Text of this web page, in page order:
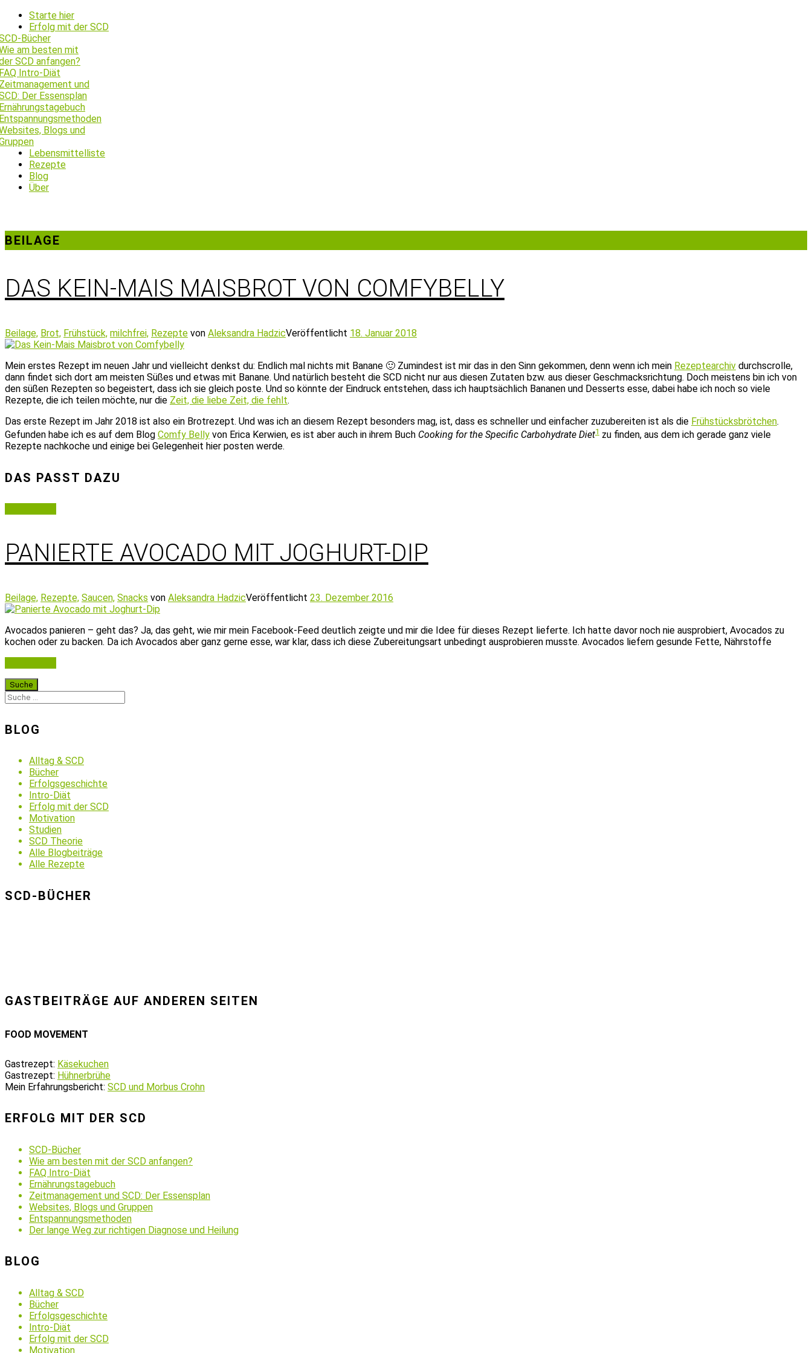
Starte hier
Erfolg mit der SCD
Bücher
am besten mit
SCD anfangen?
Intro-Diät
und
Der Essensplan
Blogs und
Lebensmittelliste
Rezepte
Blog
Über
BEILAGE
DAS KEIN-MAIS MAISBROT VON COMFYBELLY
Beilage, Brot, Frühstück, milchfrei, Rezepte von Aleksandra HadzicVeröffentlicht 18. Januar 2018
Mein erstes Rezept im neuen Jahr und vielleicht denkst du: Endlich mal nichts mit Banane 🙂 Zumindest ist mir das in den Sinn gekommen, denn wenn ich mein Rezeptearchiv durchscrolle,
dann findet sich dort am meisten Süßes und etwas mit Banane. Und natürlich besteht die SCD nicht nur aus diesen Zutaten bzw. aus dieser Geschmacksrichtung. Doch meistens bin ich von
den süßen Rezepten so begeistert, dass ich sie gleich poste. Und so könnte der Eindruck entstehen, dass ich hauptsächlich Bananen und Desserts esse, dabei habe ich noch so viele
Rezepte, die ich teilen möchte, nur die Zeit, die liebe Zeit, die fehlt.
Das erste Rezept im Jahr 2018 ist also ein Brotrezept. Und was ich an diesem Rezept besonders mag, ist, dass es schneller und einfacher zuzubereiten ist als die Frühstücksbrötchen.
Gefunden habe ich es auf dem Blog Comfy Belly von Erica Kerwien, es ist aber auch in ihrem Buch Cooking for the Specific Carbohydrate Diet1 zu finden, aus dem ich gerade ganz viele
Rezepte nachkoche und einige bei Gelegenheit hier posten werde.
DAS PASST DAZU
PANIERTE AVOCADO MIT JOGHURT-DIP
Beilage, Rezepte, Saucen, Snacks von Aleksandra HadzicVeröffentlicht 23. Dezember 2016
Avocados panieren – geht das? Ja, das geht, wie mir mein Facebook-Feed deutlich zeigte und mir die Idee für dieses Rezept lieferte. Ich hatte davor noch nie ausprobiert, Avocados zu
kochen oder zu backen. Da ich Avocados aber ganz gerne esse, war klar, dass ich diese Zubereitungsart unbedingt ausprobieren musste. Avocados liefern gesunde Fette, Nährstoffe
BLOG
Alltag & SCD
Bücher
Erfolgsgeschichte
Intro-Diät
Erfolg mit der SCD
Motivation
Studien
SCD Theorie
Alle Blogbeiträge
Alle Rezepte
SCD-BÜCHER
GASTBEITRÄGE AUF ANDEREN SEITEN
FOOD MOVEMENT
Gastrezept: Käsekuchen
Gastrezept: Hühnerbrühe
Mein Erfahrungsbericht: SCD und Morbus Crohn
ERFOLG MIT DER SCD
SCD-Bücher
Wie am besten mit der SCD anfangen?
FAQ Intro-Diät
Ernährungstagebuch
Zeitmanagement und SCD: Der Essensplan
Websites, Blogs und Gruppen
Entspannungsmethoden
Der lange Weg zur richtigen Diagnose und Heilung
BLOG
Alltag & SCD
Bücher
Erfolgsgeschichte
Intro-Diät
Erfolg mit der SCD
Motivation